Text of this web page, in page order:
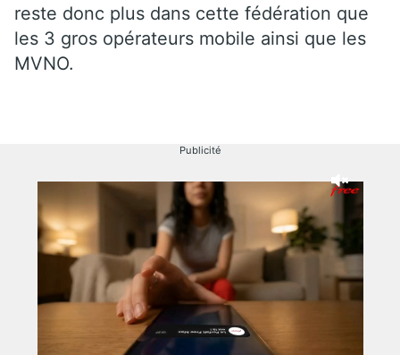
reste donc plus dans cette fédération que
les 3 gros opérateurs mobile ainsi que les
MVNO.
Publicité